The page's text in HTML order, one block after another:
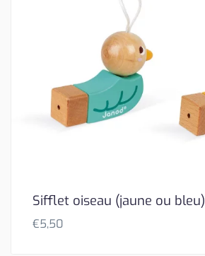
Sifflet oiseau (jaune ou bleu)
€5,50